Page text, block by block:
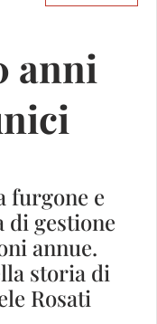
anni
furgone e
di gestione
annue.
storia di
Rosati